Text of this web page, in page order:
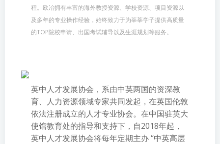
程。欧冶拥有丰富的海外教授资源、学校资源、项目资源以
及多年的专业操作经验，始终致力于为莘莘学子提供高质量
的TOP院校申请、出国考试辅导以及生涯规划等服务。
英中人才发展协会，系由中英两国的资深教
育、人力资源领域专家共同发起，在英国伦敦
依法注册成立的人才专业协会。在中国驻英大
使馆教育处的指导和支持下，自2018年起，
英中人才发展协会将每年定期主办 “中英高层